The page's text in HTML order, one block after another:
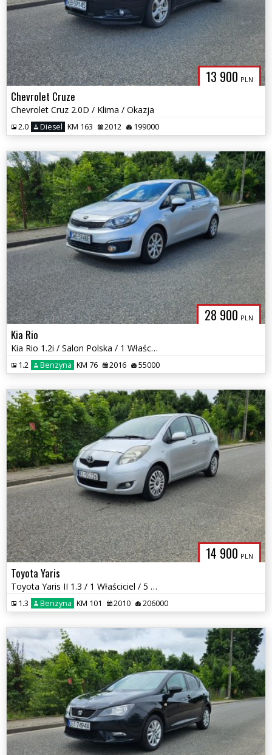
13 900 PLN
Chevrolet Cruze
Chevrolet Cruz 2.0D / Klima / Okazja
2.0 Diesel KM 163 2012 199000
28 900 PLN
Kia Rio
Kia Rio 1.2i / Salon Polska / 1 Właściciel / 2 kpl kół / Tylko 55 tys
1.2 Benzyna KM 76 2016 55000
14 900 PLN
Toyota Yaris
Toyota Yaris II 1.3 / 1 Właściciel / 5 Drzwi / Klima / Zadbany
1.3 Benzyna KM 101 2010 206000